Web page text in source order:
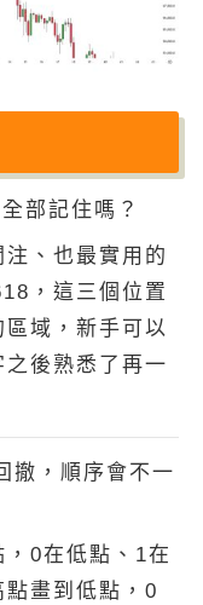
部記住嗎？
、也最實用的
，這三個位置
域，新手可以
後熟悉了再一
撤，順序會不一
0在低點、1在
畫到低點，0